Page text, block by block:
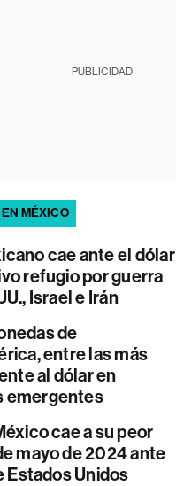
PUBLICIDAD
MÉXICO
cae ante el dólar
refugio por guerra
Israel e Irán
de
entre las más
al dólar en
emergentes
cae a su peor
mayo de 2024 ante
Estados Unidos